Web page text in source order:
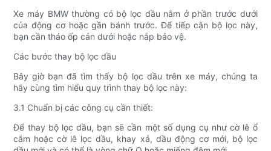
Xe máy BMW thường có bộ lọc dầu nằm ở phần trước dưới
của động cơ hoặc gần bánh trước. Để tiếp cận bộ lọc này,
bạn cần tháo ốp cản dưới hoặc nắp bảo vệ.
Các bước thay bộ lọc dầu
Bây giờ bạn đã tìm thấy bộ lọc dầu trên xe máy, chúng ta
hãy cùng tìm hiểu quy trình thay bộ lọc này:
3.1 Chuẩn bị các công cụ cần thiết:
Để thay bộ lọc dầu, bạn sẽ cần một số dụng cụ như cờ lê ổ
cắm hoặc cờ lê lọc dầu, khay xả, dầu động cơ mới, bộ lọc